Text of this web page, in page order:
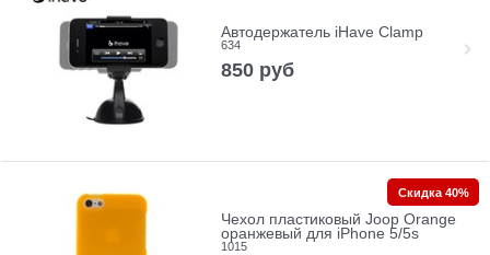
Автодержатель iHave Clamp
634
850 руб
Чехол пластиковый Joop Orange
оранжевый для iPhone 5/5s
1015
Скидка 40%